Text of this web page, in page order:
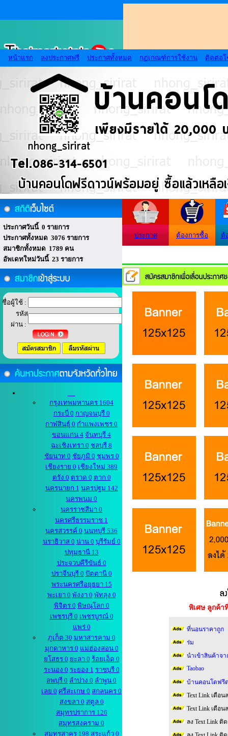
หน้าแรก ลงประกาศฟรี ประกาศทั้งหมด กฏเกณฑ์การใช้งาน ติดต่อ
ประกาศวันนี้ 0 รายการ
ประกาศทั้งหมด 3076 รายการ
สมาชิกทั้งหมด 1789 คน
อัพเดทใหม่วันนี้ 23 รายการ
ชื่อผู้ใช้ :
รหัส
ผ่าน :
กรุงเทพมหานคร 1604
กระบี่ 0 กาญจนบุรี 0
กาฬสินธุ์ 0 กำแพงเพชร 0
ขอนแก่น 4 จันทบุรี 4
ฉะเชิงเทรา 0 ชลบุรี 8
ชัยนาท 0 ชัยภูมิ 0 ชุมพร 0
เชียงราย 0 เชียงใหม่ 389
ตรัง 0 ตราด 0 ตาก 0
นครนายก 1 นครปฐม 142
นครพนม 0
นครราชสีมา 0
นครศรีธรรมราช 1
นครสวรรค์ 0 นนทบุรี 536
นราธิวาส 0 น่าน 0 บุรีรัมย์ 0
ปทุมธานี 13
ประจวบคีรีขันธ์ 0
ปราจีนบุรี 0 ปัตตานี 0
พระนครศรีอยุธยา 15
พะเยา 0 พังงา 0 พัทลุง 0
พิจิตร 0 พิษณุโลก 0
เพชรบุรี 0 เพชรบูรณ์ 0
แพร่ 0
ภูเก็ต 30 มหาสารคาม 0
มุกดาหาร 0 แม่ฮ่องสอน 0
ยโสธร 0 ยะลา 0 ร้อยเอ็ด 0
ระนอง 0 ระยอง 1 ราชบุรี 0
ลพบุรี 0 ลำปาง 0 ลำพูน 0
เลย 0 ศรีสะเกษ 0 สกลนคร 0
สงขลา 0 สตูล 0
สมุทรปราการ 126
สมุทรสงคราม 0
สมุทรสาคร 198 สระแก้ว 0
ประกาศ ต้องการซื้อ ต้
พิเศษ ลูกค้า
ที่นอนราคาถูก
ร่ม
นำเข้าสินค้าจา
Taobao
บ้านคอนโดฟรี
Text Link เดือน
Text Link เดือน
ลง Text Link ติด